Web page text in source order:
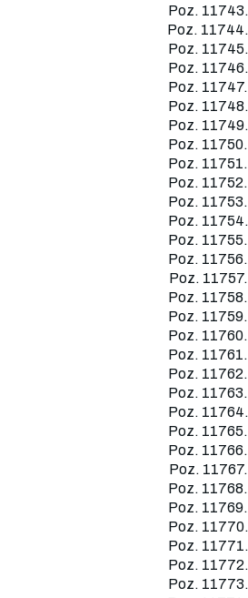
Poz. 11743.
Poz. 11744.
Poz. 11745.
Poz. 11746.
Poz. 11747.
Poz. 11748.
Poz. 11749.
Poz. 11750.
Poz. 11751.
Poz. 11752.
Poz. 11753.
Poz. 11754.
Poz. 11755.
Poz. 11756.
Poz. 11757.
Poz. 11758.
Poz. 11759.
Poz. 11760.
Poz. 11761.
Poz. 11762.
Poz. 11763.
Poz. 11764.
Poz. 11765.
Poz. 11766.
Poz. 11767.
Poz. 11768.
Poz. 11769.
Poz. 11770.
Poz. 11771.
Poz. 11772.
Poz. 11773.